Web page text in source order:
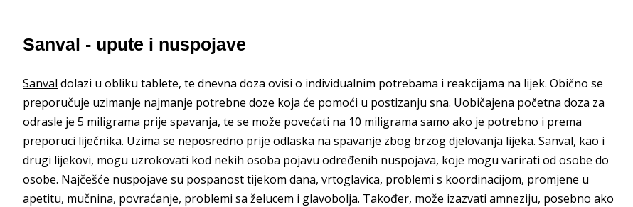
Sanval - upute i nuspojave
Sanval dolazi u obliku tablete, te dnevna doza ovisi o individualnim potrebama i reakcijama na lijek. Obično se
preporučuje uzimanje najmanje potrebne doze koja će pomoći u postizanju sna. Uobičajena početna doza za
odrasle je 5 miligrama prije spavanja, te se može povećati na 10 miligrama samo ako je potrebno i prema
preporuci liječnika. Uzima se neposredno prije odlaska na spavanje zbog brzog djelovanja lijeka. Sanval, kao i
drugi lijekovi, mogu uzrokovati kod nekih osoba pojavu određenih nuspojava, koje mogu varirati od osobe do
osobe. Najčešće nuspojave su pospanost tijekom dana, vrtoglavica, problemi s koordinacijom, promjene u
apetitu, mučnina, povraćanje, problemi sa želucem i glavobolja. Također, može izazvati amneziju, posebno ako